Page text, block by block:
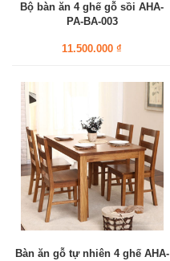
Bộ bàn ăn 4 ghế gỗ sồi AHA-
PA-BA-003
11.500.000 ₫
Bàn ăn gỗ tự nhiên 4 ghế AHA-